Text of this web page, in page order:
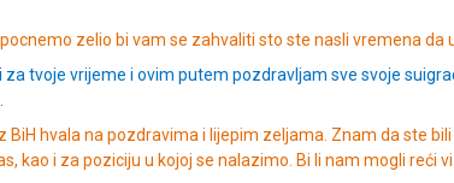
zelio bi vam se zahvaliti sto ste nasli vremena da
za tvoje vrijeme i ovim putem pozdravljam sve svoje
BiH hvala na pozdravima i lijepim zeljama. Znam da ste
kao i za poziciju u kojoj se nalazimo. Bi li nam mogli reći